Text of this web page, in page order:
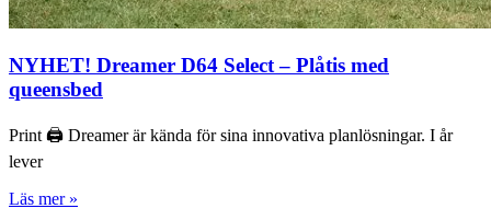
NYHET! Dreamer D64 Select – Plåtis med
queensbed
Print 🖨 Dreamer är kända för sina innovativa planlösningar. I år
lever
Läs mer »